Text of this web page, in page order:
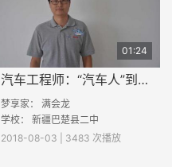
01:24
汽车工程师：“汽车人”到底酷不酷
梦享家： 满会龙
学校： 新疆巴楚县二中
2018-08-03 | 3483 次播放